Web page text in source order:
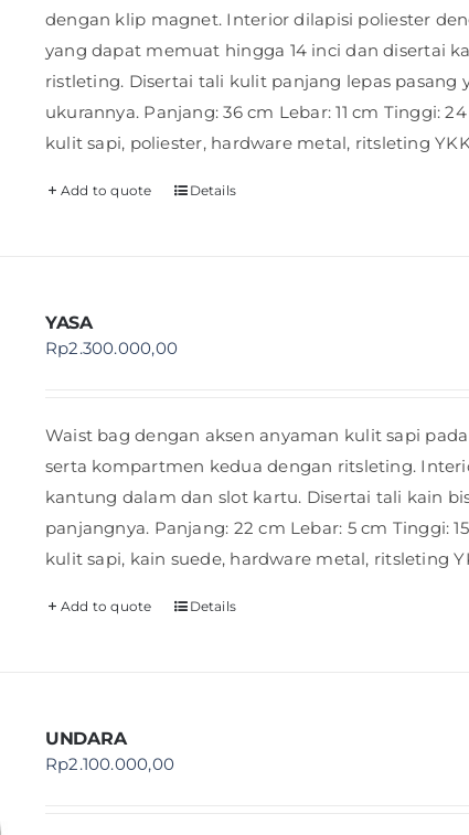
dengan klip magnet. Interior dilapisi poliester
yang dapat memuat hingga 14 inci dan disertai
ristleting. Disertai tali kulit panjang lepas pasang
ukurannya. Panjang: 36 cm Lebar: 11 cm Tinggi:
kulit sapi, poliester, hardware metal, ritsleting
Add to quote Details
YASA
Rp2.300.000,00
Waist bag dengan aksen anyaman kulit sapi
serta kompartmen kedua dengan ritsleting.
kantung dalam dan slot kartu. Disertai tali kain
panjangnya. Panjang: 22 cm Lebar: 5 cm Tinggi:
kulit sapi, kain suede, hardware metal, ritsleting
Add to quote Details
UNDARA
Rp2.100.000,00